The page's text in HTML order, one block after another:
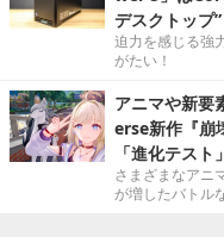
デスクトップ”
迫力を感じる強
がたい！
アニマや新要
erse新作『崩
「進化テスト
さまざまなアニ
が増したバトル